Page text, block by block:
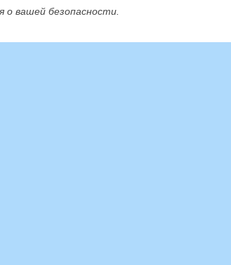
вашей безопасности.